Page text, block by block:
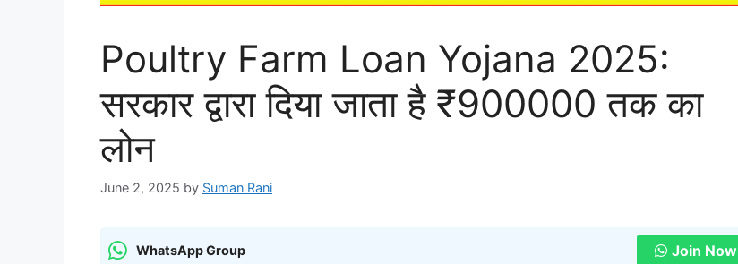
Poultry Farm Loan Yojana 2025:
सरकार द्वारा दिया जाता है ₹900000 तक का
लोन
June 2, 2025 by Suman Rani
WhatsApp Group Join Now